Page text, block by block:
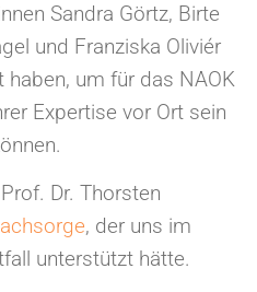
Sandra Görtz, Birte
und Franziska Oliviér
um für das NAOK
Expertise vor Ort sein
Dr. Thorsten
, der uns im
unterstützt hätte.